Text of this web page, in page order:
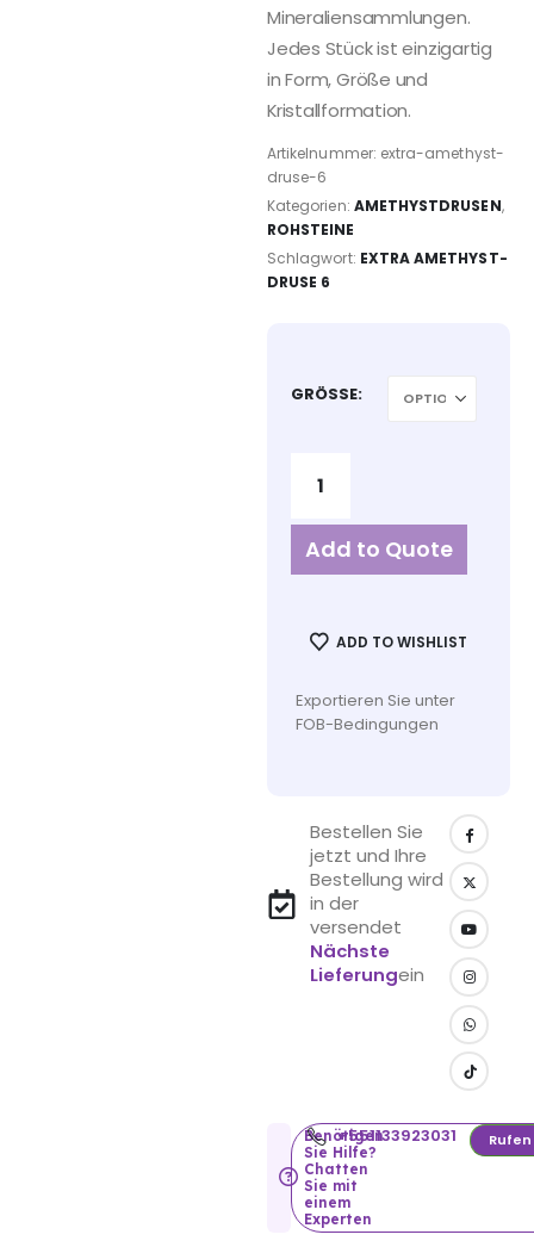
Mineraliensammlungen.
Jedes Stück ist einzigartig
in Form, Größe und
Kristallformation.
Artikelnummer: extra-amethyst-
druse-6
Kategorien: AMETHYSTDRUSEN,
ROHSTEINE
Schlagwort: EXTRA AMETHYST-
DRUSE 6
GRÖSSE
Add to Quote
ADD TO WISHLIST
Exportieren Sie unter
FOB-Bedingungen
Bestellen Sie
jetzt und Ihre
Bestellung wird
in der
versendet
Nächste
Lieferungein
Benötigen
Sie Hilfe?
Chatten
Sie mit
einem
Experten
+551133923031 Rufen